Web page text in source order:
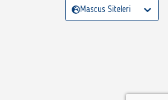
Mascus Siteleri